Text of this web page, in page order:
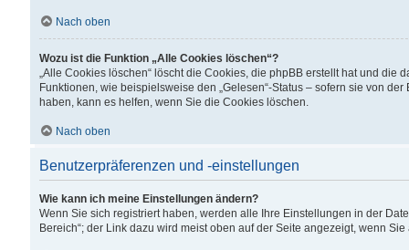
Nach oben
Wozu ist die Funktion „Alle Cookies löschen“?
„Alle Cookies löschen“ löscht die Cookies, die phpBB erstellt hat und
Funktionen, wie beispielsweise den „Gelesen“-Status – sofern sie von
haben, kann es helfen, wenn Sie die Cookies löschen.
Nach oben
Benutzerpräferenzen und -einstellungen
Wie kann ich meine Einstellungen ändern?
Wenn Sie sich registriert haben, werden alle Ihre Einstellungen in der
Bereich“; der Link dazu wird meist oben auf der Seite angezeigt, wenn